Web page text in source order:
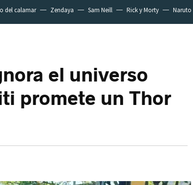
del calamar Zendaya Sam Neill Rick y Morty Naruto
el universo
promete un Thor